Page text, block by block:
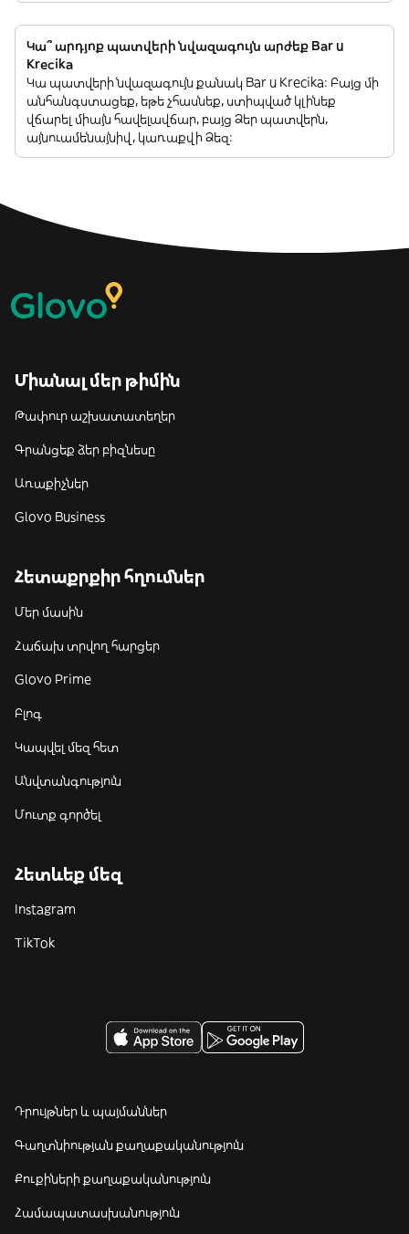
Կա՞ արդյոք պատվերի նվազագույն արժեք Bar u
Krecika
Կա պատվերի նվազագույն քանակ Bar u Krecika: Բայց մի
անհանգստացեք, եթե չհասնեք, ստիպված կլինեք
վճարել միայն հավելավճար, բայց Ձեր պատվերն,
այնուամենայնիվ, կառաքվի Ձեզ:
Միանալ մեր թիմին
Թափուր աշխատատեղեր
Գրանցեք ձեր բիզնեսը
Առաքիչներ
Glovo Business
Հետաքրքիր հղումներ
Մեր մասին
Հաճախ տրվող հարցեր
Glovo Prime
Բլոգ
Կապվել մեզ հետ
Անվտանգություն
Մուտք գործել
Հետևեք մեզ
Instagram
TikTok
Դրույթներ և պայմաններ
Գաղտնիության քաղաքականություն
Քուքիների քաղաքականություն
Համապատասխանություն